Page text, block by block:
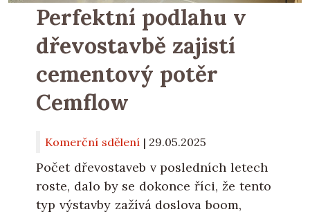
Perfektní podlahu v
dřevostavbě zajistí
cementový potěr
Cemflow
Komerční sdělení | 29.05.2025
Počet dřevostaveb v posledních letech
roste, dalo by se dokonce říci, že tento
typ výstavby zažívá doslova boom,